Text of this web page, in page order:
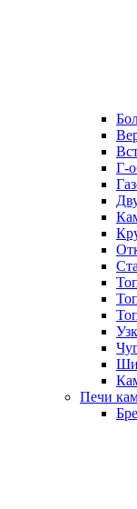
Г-
Печи